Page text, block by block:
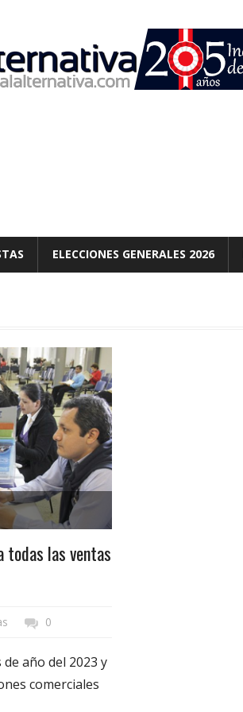
ELECCIONES GENERALES 2026
todas las ventas
0
año del 2023 y
comerciales